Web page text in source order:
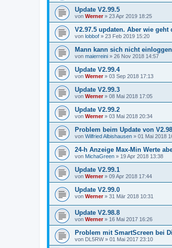
Update V2.99.5
von Werner» 23 Apr 2019 18:25
V2.97.5 updaten. Aber wie geht
von lobbof » 23 Feb 2019 15:20
Mann kann sich nicht
von maierreini » 26 Nov 2018 14:57
Update V2.99.4
von Werner» 03 Sep 2018 17:13
Update V2.99.3
von Werner» 08 Mai 2018 17:05
Update V2.99.2
von Werner» 03 Mai 2018 20:34
Problem beim Update von
von Wilfried Albishausen » 01 Mai 2018
24-h Anzeige Max-Min Werte
von MichaGreen » 19 Apr 2018 13:38
Update V2.99.1
von Werner» 09 Apr 2018 17:44
Update V2.99.0
von Werner» 31 Mär 2018 10:31
Update V2.98.8
von Werner» 16 Mai 2017 16:26
Problem mit SmartScreen bei
von DL5RW» 01 Mai 2017 23:10